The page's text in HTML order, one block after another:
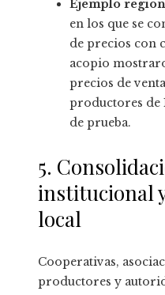
Ejemplo
en los que se
de precios con
acopio
precios de
productores de
de prueba.
5.
institucional
local
Cooperativas,
productores y